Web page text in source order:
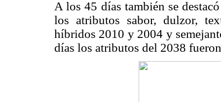
A los 45 días también se
los atributos sabor, dulzor,
híbridos 2010 y 2004 y
días los atributos del 2038